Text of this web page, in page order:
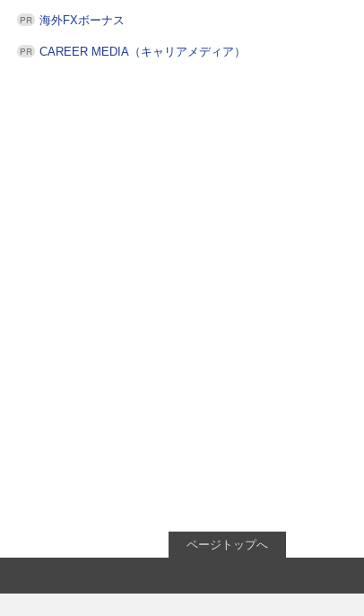
海外FXボーナス
CAREER MEDIA（キャリアメディア）
ページトップへ